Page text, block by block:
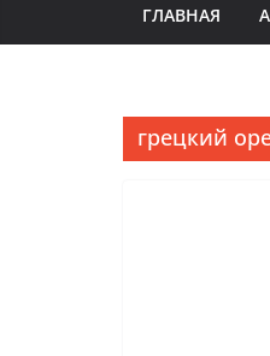
ГЛАВНАЯ
грецкий